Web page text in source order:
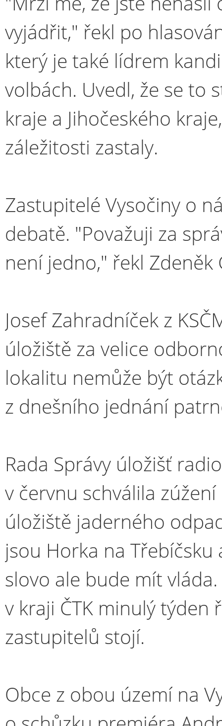
vyjádřit," řekl po
který je také lídrem
volbách. Uvedl, že se to
kraje a Jihočeského
záležitosti zastaly.
Zastupitelé Vysočiny o
debatě. "Považuji za
není jedno," řekl Zdeněk
Josef Zahradníček z
úložiště za velice
lokalitu nemůže být
z dnešního jednání
Rada Správy úložišť
v červnu schválila
úložiště jaderného
jsou Horka na Třebíčsku
slovo ale bude mít
v kraji ČTK minulý týden
zastupitelů stojí.
Obce z obou území na